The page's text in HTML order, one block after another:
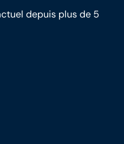
depuis plus de 5